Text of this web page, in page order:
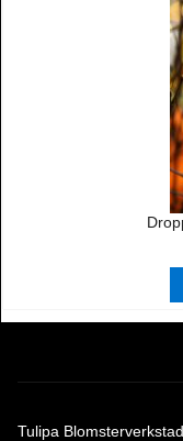
Tulipa Blomsterverkstad